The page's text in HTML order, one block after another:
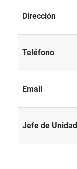
Dirección
Teléfono
Email
Jefe de Unidad